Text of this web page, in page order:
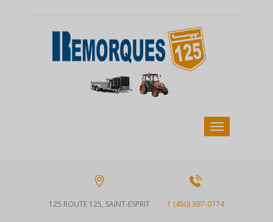
125 ROUTE 125, SAINT-ESPRIT 1 (450) 397-0774